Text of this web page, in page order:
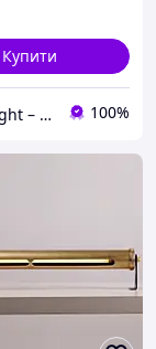
Купити
Toretto Light – Освітлення та електротовари 100%